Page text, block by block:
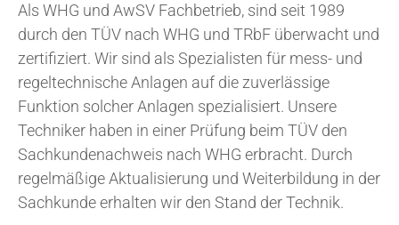
Als WHG und AwSV Fachbetrieb, sind seit 1989
durch den TÜV nach WHG und TRbF überwacht und
zertifiziert. Wir sind als Spezialisten für mess- und
regeltechnische Anlagen auf die zuverlässige
Funktion solcher Anlagen spezialisiert. Unsere
Techniker haben in einer Prüfung beim TÜV den
Sachkundenachweis nach WHG erbracht. Durch
regelmäßige Aktualisierung und Weiterbildung in der
Sachkunde erhalten wir den Stand der Technik.